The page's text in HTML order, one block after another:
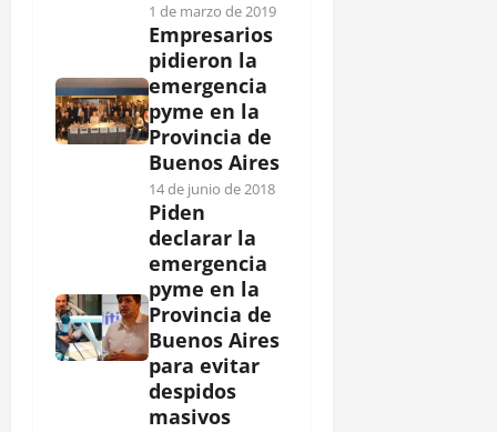
1 de marzo de 2019
Empresarios
pidieron la
emergencia
pyme en la
Provincia de
Buenos Aires
14 de junio de 2018
Piden
declarar la
emergencia
pyme en la
Provincia de
Buenos Aires
para evitar
despidos
masivos